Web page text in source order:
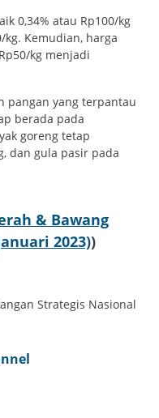
0,34% atau Rp100/kg
kg. Kemudian, harga
kg menjadi
pangan yang terpantau
berada pada
goreng tetap
dan gula pasir pada
& Bawang
2023))
Strategis Nasional